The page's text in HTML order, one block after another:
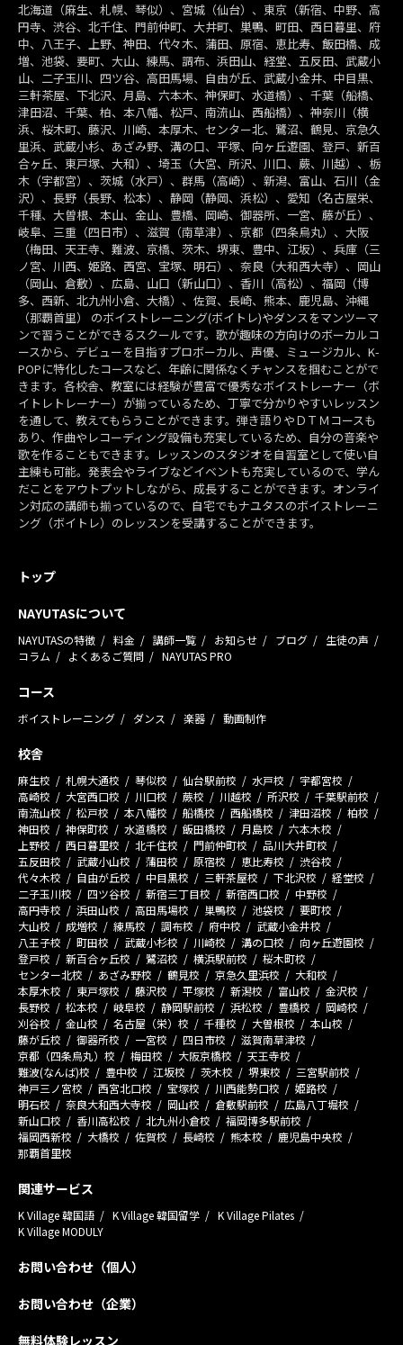
北海道（麻生、札幌、琴似）、宮城（仙台）、東京（新宿、中野、高
円寺、渋谷、北千住、門前仲町、大井町、巣鴨、町田、西日暮里、府
中、八王子、上野、神田、代々木、蒲田、原宿、恵比寿、飯田橋、成
増、池袋、要町、大山、練馬、調布、浜田山、経堂、五反田、武蔵小
山、二子玉川、四ツ谷、高田馬場、自由が丘、武蔵小金井、中目黒、
三軒茶屋、下北沢、月島、六本木、神保町、水道橋）、千葉（船橋、
津田沼、千葉、柏、本八幡、松戸、南流山、西船橋）、神奈川（横
浜、桜木町、藤沢、川崎、本厚木、センター北、鷺沼、鶴見、京急久
里浜、武蔵小杉、あざみ野、溝の口、平塚、向ヶ丘遊園、登戸、新百
合ヶ丘、東戸塚、大和）、埼玉（大宮、所沢、川口、蕨、川越）、栃
木（宇都宮）、茨城（水戸）、群馬（高崎）、新潟、富山、石川（金
沢）、長野（長野、松本）、静岡（静岡、浜松）、愛知（名古屋栄、
千種、大曽根、本山、金山、豊橋、岡崎、御器所、一宮、藤が丘）、
岐阜、三重（四日市）、滋賀（南草津）、京都（四条烏丸）、大阪
（梅田、天王寺、難波、京橋、茨木、堺東、豊中、江坂）、兵庫（三
ノ宮、川西、姫路、西宮、宝塚、明石）、奈良（大和西大寺）、岡山
（岡山、倉敷）、広島、山口（新山口）、香川（高松）、福岡（博
多、西新、北九州小倉、大橋）、佐賀、長崎、熊本、鹿児島、沖縄
（那覇首里） のボイストレーニング(ボイトレ)やダンスをマンツーマ
ンで習うことができるスクールです。歌が趣味の方向けのボーカルコ
ースから、デビューを目指すプロボーカル、声優、ミュージカル、K-
POPに特化したコースなど、年齢に関係なくチャンスを掴むことがで
きます。各校舎、教室には経験が豊富で優秀なボイストレーナー（ボ
イトレトレーナー）が揃っているため、丁寧で分かりやすいレッスン
を通して、教えてもらうことができます。弾き語りやＤＴＭコースも
あり、作曲やレコーディング設備も充実しているため、自分の音楽や
歌を作ることもできます。レッスンのスタジオを自習室として使い自
主練も可能。発表会やライブなどイベントも充実しているので、学ん
だことをアウトプットしながら、成長することができます。オンライ
ン対応の講師も揃っているので、自宅でもナユタスのボイストレーニ
ング（ボイトレ）のレッスンを受講することができます。
トップ
NAYUTASについて
NAYUTASの特徴 料金 講師一覧 お知らせ ブログ
生徒の声
コラム
よくあるご質問 NAYUTAS PRO
コース
ボイストレーニング ダンス 楽器 動画制作
校舎
麻生校 札幌大通校 琴似校 仙台駅前校 水戸校
宇都宮校
高崎校
大宮西口校 川口校 蕨校 川越校 所沢校
千葉駅前校
南流山校
松戸校 本八幡校 船橋校 西船橋校 津田沼校
柏校
神田校
神保町校 水道橋校 飯田橋校 月島校
六本木校
上野校
西日暮里校 北千住校 門前仲町校
品川大井町校
五反田校
武蔵小山校 蒲田校 原宿校 恵比寿校
渋谷校
代々木校
自由が丘校 中目黒校 三軒茶屋校 下北沢校
経堂校
二子玉川校
四ツ谷校 新宿三丁目校 新宿西口校
中野校
高円寺校
浜田山校 高田馬場校 巣鴨校 池袋校
要町校
大山校
成増校 練馬校 調布校 府中校
武蔵小金井校
八王子校
町田校 武蔵小杉校 川崎校 溝の口校
向ヶ丘遊園校
登戸校
新百合ヶ丘校 鷺沼校 横浜駅前校
桜木町校
センター北校
あざみ野校 鶴見校 京急久里浜校
大和校
本厚木校
東戸塚校 藤沢校 平塚校 新潟校 富山校
金沢校
長野校
松本校 岐阜校 静岡駅前校 浜松校 豊橋校
岡崎校
刈谷校
金山校 名古屋（栄）校 千種校 大曽根校
本山校
藤が丘校
御器所校 一宮校 四日市校
滋賀南草津校
京都（四条烏丸）校
梅田校 大阪京橋校
天王寺校
難波(なんば)校
豊中校 江坂校 茨木校 堺東校
三宮駅前校
神戸三ノ宮校
西宮北口校 宝塚校 川西能勢口校
姫路校
明石校
奈良大和西大寺校 岡山校 倉敷駅前校
広島八丁堀校
新山口校
香川高松校 北九州小倉校
福岡博多駅前校
福岡西新校
大橋校 佐賀校 長崎校 熊本校
鹿児島中央校
那覇首里校
関連サービス
K Village 韓国語 K Village 韓国留学
K Village Pilates
K Village MODULY
お問い合わせ（個人）
お問い合わせ（企業）
無料体験レッスン